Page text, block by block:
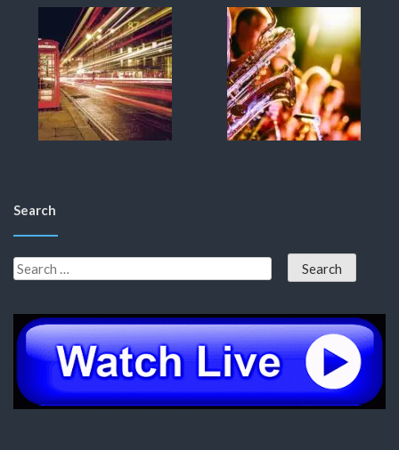
Search